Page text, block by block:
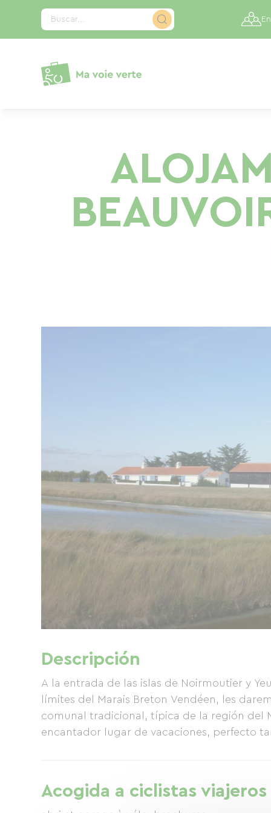
Buscar...
Descripción
A la entrada de las islas de Noirmoutier y
límites del Marais Breton Vendéen, les
comunal tradicional, típica de la región del
encantador lugar de vacaciones, perfecto
Acogida a ciclistas viajeros
Panel de gestión de cookies